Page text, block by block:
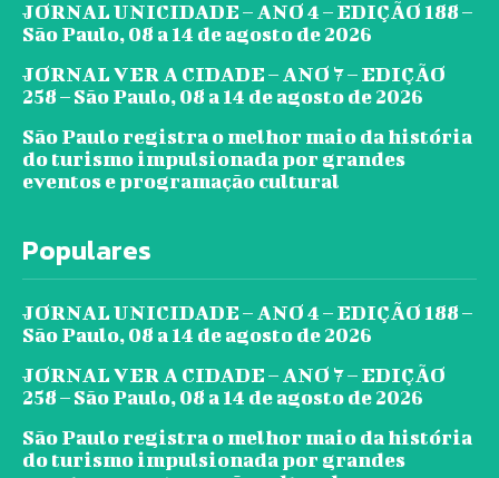
JORNAL UNICIDADE – ANO 4 – EDIÇÃO 188 –
São Paulo, 08 a 14 de agosto de 2026
JORNAL VER A CIDADE – ANO 7 – EDIÇÃO
258 – São Paulo, 08 a 14 de agosto de 2026
São Paulo registra o melhor maio da história
do turismo impulsionada por grandes
eventos e programação cultural
Populares
JORNAL UNICIDADE – ANO 4 – EDIÇÃO 188 –
São Paulo, 08 a 14 de agosto de 2026
JORNAL VER A CIDADE – ANO 7 – EDIÇÃO
258 – São Paulo, 08 a 14 de agosto de 2026
São Paulo registra o melhor maio da história
do turismo impulsionada por grandes